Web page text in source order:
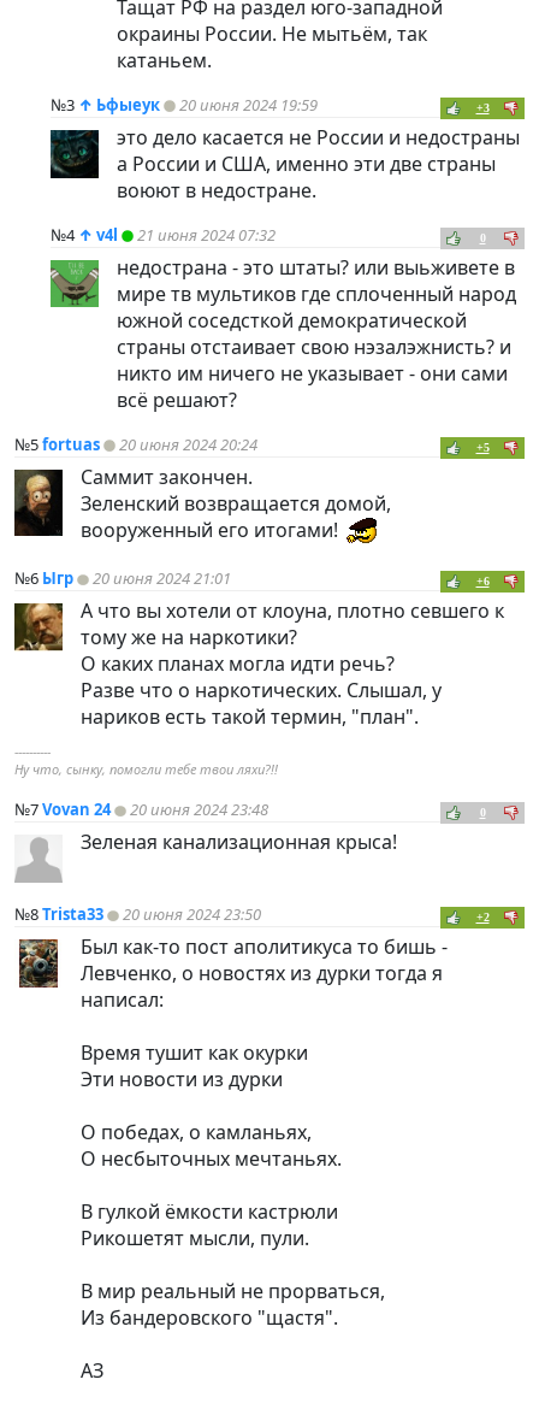
Тащат РФ на раздел юго-западной
окраины России. Не мытьём, так
катаньем.
№3 ↑ Ьфыеук 20 июня 2024 19:59 +3
это дело касается не России и недостраны
а России и США, именно эти две страны
воюют в недостране.
№4 ↑ v4l 21 июня 2024 07:32 0
недострана - это штаты? или выьживете в
мире тв мультиков где сплоченный народ
южной соседсткой демократической
страны отстаивает свою нэзалэжнисть? и
никто им ничего не указывает - они сами
всё решают?
№5fortuas 20 июня 2024 20:24 +5
Саммит закончен.
Зеленский возвращается домой,
вооруженный его итогами!
№6 Ыгр 20 июня 2024 21:01 +6
А что вы хотели от клоуна, плотно севшего к
тому же на наркотики?
О каких планах могла идти речь?
Разве что о наркотических. Слышал, у
нариков есть такой термин, "план".
----------
Ну что, сынку, помогли тебе твои ляхи?!!
№7Vovan 24 20 июня 2024 23:48 0
Зеленая канализационная крыса!
№8Trista33 20 июня 2024 23:50 +2
Был как-то пост аполитикуса то бишь -
Левченко, о новостях из дурки тогда я
написал:
Время тушит как окурки
Эти новости из дурки
О победах, о камланьях,
О несбыточных мечтаньях.
В гулкой ёмкости кастрюли
Рикошетят мысли, пули.
В мир реальный не прорваться,
Из бандеровского "щастя".
АЗ